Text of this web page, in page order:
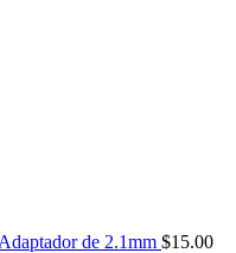
de 2.1mm $15.00